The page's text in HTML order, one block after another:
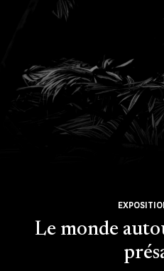
Le monde